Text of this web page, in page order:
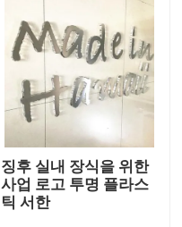
징후 실내 장식을 위한
사업 로고 투명 플라스
틱 서한